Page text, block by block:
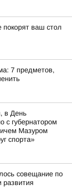
ваш стол
7 предметов,
в День
с губернатором
Мазуром
спорта»
совещание по
развития